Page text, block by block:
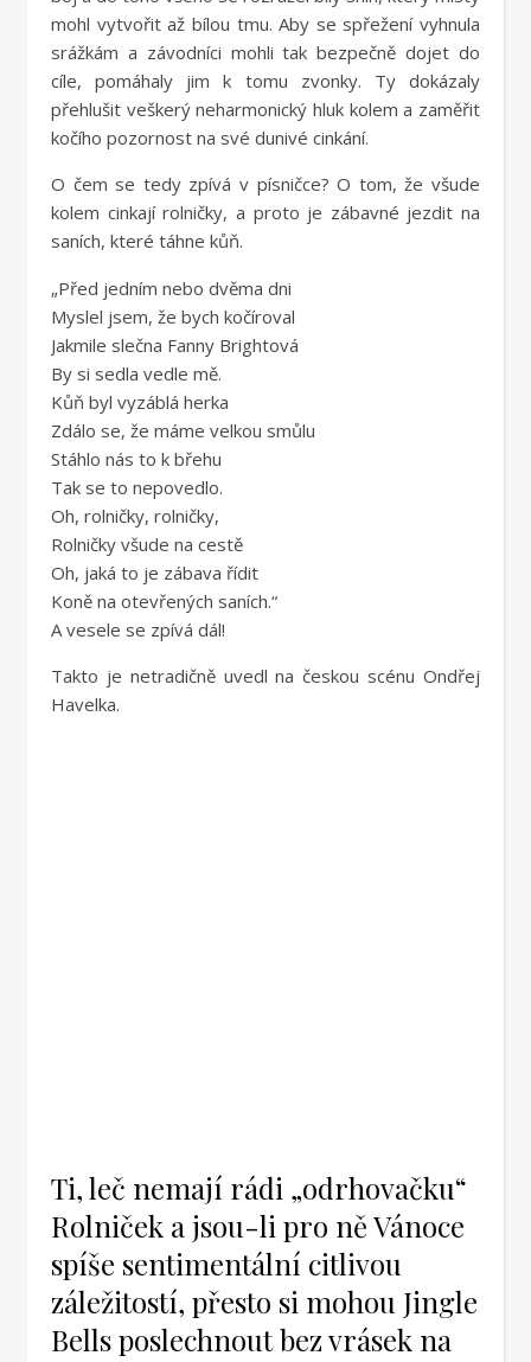
mohl vytvořit až bílou tmu. Aby se spřežení vyhnula
srážkám a závodníci mohli tak bezpečně dojet do
cíle, pomáhaly jim k tomu zvonky. Ty dokázaly
přehlušit veškerý neharmonický hluk kolem a zaměřit
kočího pozornost na své dunivé cinkání.
O čem se tedy zpívá v písničce? O tom, že všude
kolem cinkají rolničky, a proto je zábavné jezdit na
saních, které táhne kůň.
„Před jedním nebo dvěma dni
Myslel jsem, že bych kočíroval
Jakmile slečna Fanny Brightová
By si sedla vedle mě.
Kůň byl vyzáblá herka
Zdálo se, že máme velkou smůlu
Stáhlo nás to k břehu
Tak se to nepovedlo.
Oh, rolničky, rolničky,
Rolničky všude na cestě
Oh, jaká to je zábava řídit
Koně na otevřených saních.“
A vesele se zpívá dál!
Takto je netradičně uvedl na českou scénu Ondřej
Havelka.
Ti, leč nemají rádi „odrhovačku“
Rolniček a jsou-li pro ně Vánoce
spíše sentimentální citlivou
záležitostí, přesto si mohou Jingle
Bells poslechnout bez vrásek na